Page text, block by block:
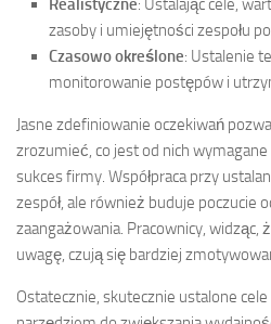
Realistyczne: Ustalając cele,
zasoby i umiejętności zespołu
Czasowo określone: Ustalenie
monitorowanie postępów i
Jasne zdefiniowanie oczekiwań
zrozumieć, co jest od nich wymagane
sukces firmy. Współpraca przy
zespół, ale również buduje poczucie
zaangażowania. Pracownicy, widząc,
uwagę, czują się bardziej
Ostatecznie, skutecznie ustalone